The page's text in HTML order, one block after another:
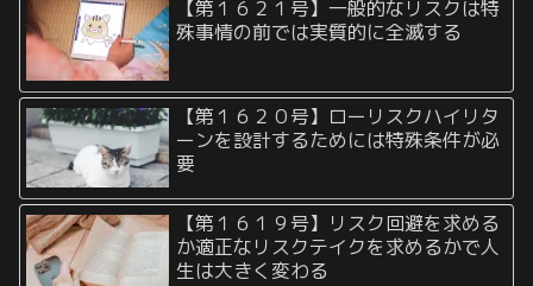
【第１６２１号】一般的なリスクは特
殊事情の前では実質的に全滅する
【第１６２０号】ローリスクハイリタ
ーンを設計するためには特殊条件が必
要
【第１６１９号】リスク回避を求める
か適正なリスクテイクを求めるかで人
生は大きく変わる